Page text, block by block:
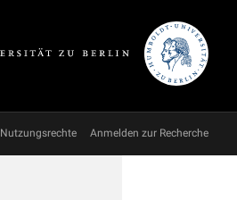
Nutzungsrechte Anmelden zur Recherche